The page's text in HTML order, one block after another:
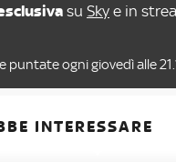
su Sky e in
puntate ogni giovedì alle
INTERESSARE